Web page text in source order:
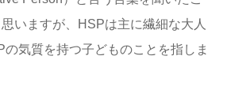
いますが、HSPは主に繊細な大人
気質を持つ子どものことを指しま